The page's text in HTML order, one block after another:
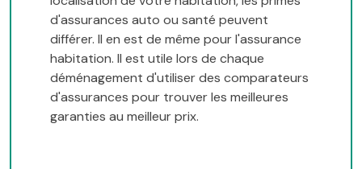
d'assurances auto ou santé peuvent
différer. Il en est de même pour l'assurance
habitation. Il est utile lors de chaque
déménagement d'utiliser des comparateurs
d'assurances pour trouver les meilleures
garanties au meilleur prix.